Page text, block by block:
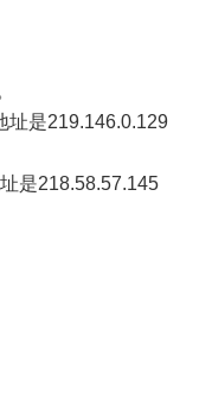
址是219.146.0.129
是218.58.57.145